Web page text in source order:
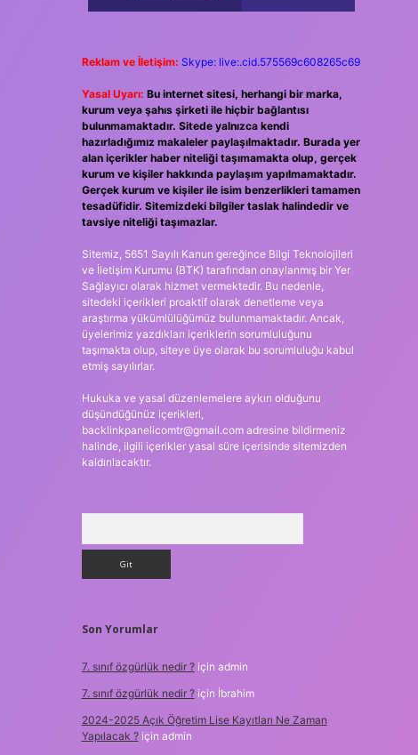
Reklam ve İletişim: Skype: live:.cid.575569c608265c69
Yasal Uyarı: Bu internet sitesi, herhangi bir marka,
kurum veya şahıs şirketi ile hiçbir bağlantısı
bulunmamaktadır. Sitede yalnızca kendi
hazırladığımız makaleler paylaşılmaktadır. Burada yer
alan içerikler haber niteliği taşımamakta olup, gerçek
kurum ve kişiler hakkında paylaşım yapılmamaktadır.
Gerçek kurum ve kişiler ile isim benzerlikleri tamamen
tesadüfidir. Sitemizdeki bilgiler taslak halindedir ve
tavsiye niteliği taşımazlar.
Sitemiz, 5651 Sayılı Kanun gereğince Bilgi Teknolojileri
ve İletişim Kurumu (BTK) tarafından onaylanmış bir Yer
Sağlayıcı olarak hizmet vermektedir. Bu nedenle,
sitedeki içerikleri proaktif olarak denetleme veya
araştırma yükümlülüğümüz bulunmamaktadır. Ancak,
üyelerimiz yazdıkları içeriklerin sorumluluğunu
taşımakta olup, siteye üye olarak bu sorumluluğu kabul
etmiş sayılırlar.
Hukuka ve yasal düzenlemelere aykırı olduğunu
düşündüğünüz içerikleri,
backlinkpanelicomtr@gmail.comadresine bildirmeniz
halinde, ilgili içerikler yasal süre içerisinde sitemizden
kaldırılacaktır.
Son Yorumlar
7. sınıf özgürlük nedir ?için admin
7. sınıf özgürlük nedir ?için İbrahim
2024-2025 Açık Öğretim Lise Kayıtları Ne Zaman
Yapılacak ?için admin